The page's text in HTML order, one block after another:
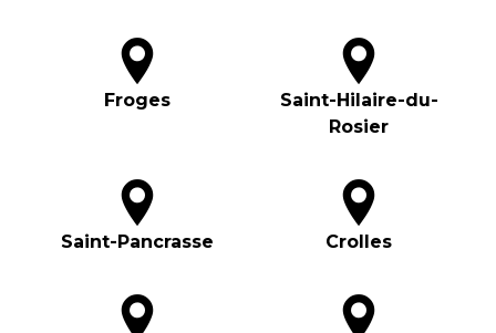
Froges
Saint-Hilaire-du-
Rosier
Saint-Pancrasse Crolles